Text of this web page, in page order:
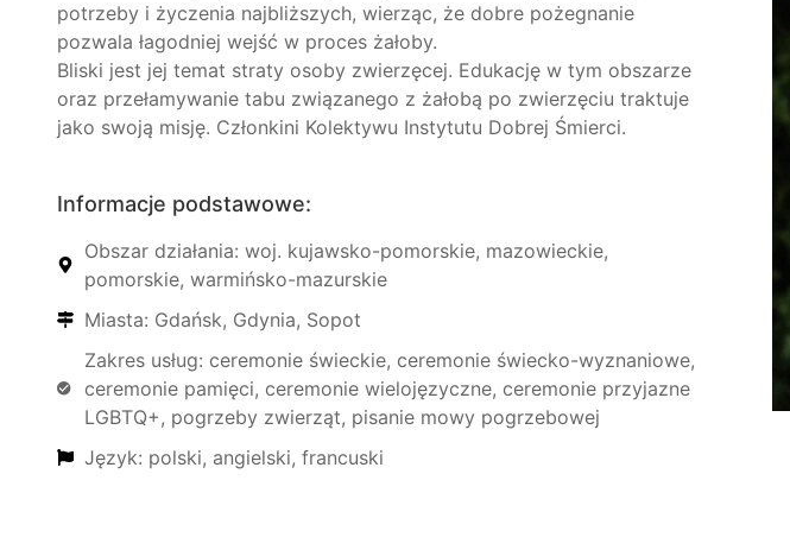
potrzeby i życzenia najbliższych, wierząc, że dobre pożegnanie
pozwala łagodniej wejść w proces żałoby.
Bliski jest jej temat straty osoby zwierzęcej. Edukację w tym obszarze
oraz przełamywanie tabu związanego z żałobą po zwierzęciu traktuje
jako swoją misję. Członkini Kolektywu Instytutu Dobrej Śmierci.
Informacje podstawowe:
Obszar działania: woj. kujawsko-pomorskie, mazowieckie,
pomorskie, warmińsko-mazurskie
Miasta: Gdańsk, Gdynia, Sopot
Zakres usług: ceremonie świeckie, ceremonie świecko-wyznaniowe,
ceremonie pamięci, ceremonie wielojęzyczne, ceremonie przyjazne
LGBTQ+, pogrzeby zwierząt, pisanie mowy pogrzebowej
Język: polski, angielski, francuski